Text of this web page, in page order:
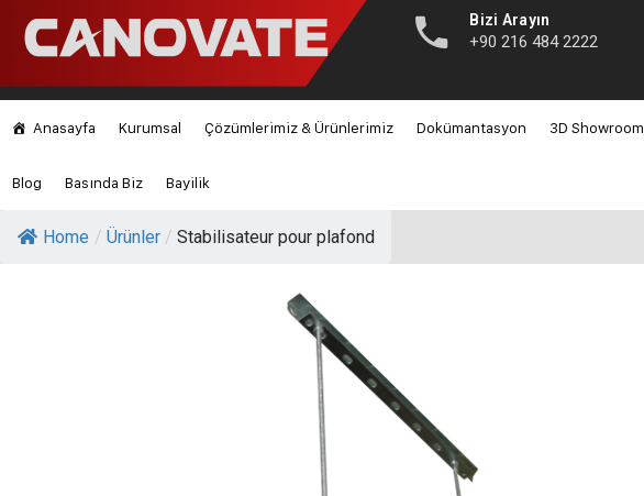
Bizi Arayın
+90 216 484 2222
Anasayfa Kurumsal Çözümlerimiz & Ürünlerimiz Dokümantasyon 3D Showroom
Blog Basında Biz Bayilik
Home / Ürünler / Stabilisateur pour plafond